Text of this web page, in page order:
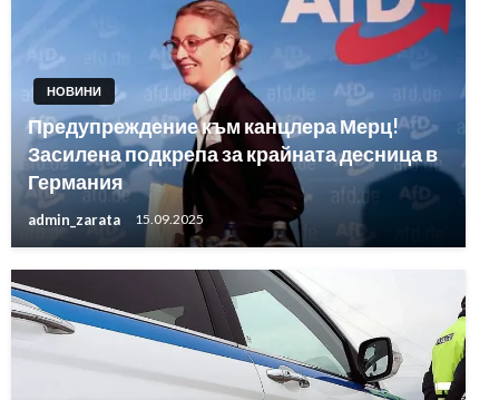
НОВИНИ
Предупреждение към канцлера Мерц!
Засилена подкрепа за крайната десница в
Германия
admin_zarata 15.09.2025